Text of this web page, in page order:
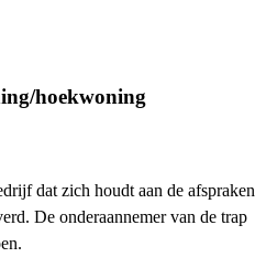
hoekwoning
dat zich houdt aan de afspraken
De onderaannemer van de trap